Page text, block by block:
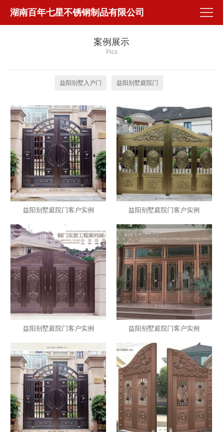
湖南百年七星不锈钢制品有限公司
案例展示
Pics
益阳别墅入户门 益阳别墅庭院门
益阳别墅庭院门客户实例 益阳别墅庭院门客户实例
益阳别墅庭院门客户实例 益阳别墅庭院门客户实例